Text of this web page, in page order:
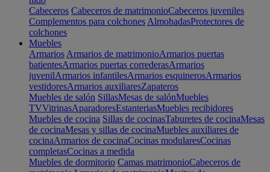
Cabeceros Cabeceros de matrimonioCabeceros juveniles
Complementos para colchones AlmohadasProtectores de
colchones
Muebles
Armarios Armarios de matrimonioArmarios puertas
batientesArmarios puertas correderasArmarios
juvenilArmarios infantilesArmarios esquinerosArmarios
vestidoresArmarios auxiliaresZapateros
Muebles de salón SillasMesas de salónMuebles
TVVitrinasAparadoresEstanteriasMuebles recibidores
Muebles de cocina Sillas de cocinasTaburetes de cocinaMesas
de cocinaMesas y sillas de cocinaMuebles auxiliares de
cocinaArmarios de cocinaCocinas modularesCocinas
completasCocinas a medida
Muebles de dormitorio Camas matrimonioCabeceros de